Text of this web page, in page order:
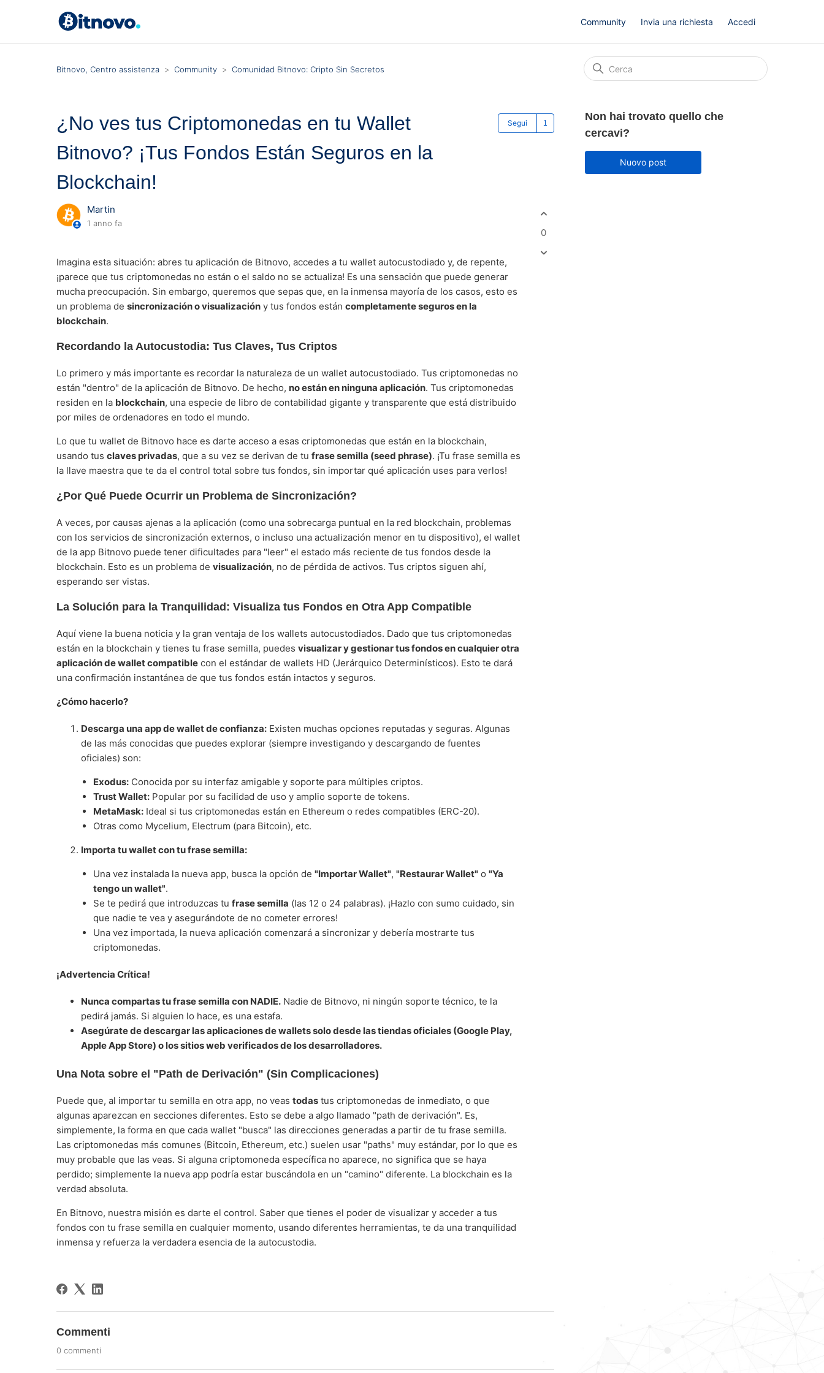
Community Invia una richiesta Accedi
Bitnovo, Centro assistenza Community Comunidad Bitnovo: Cripto Sin Secretos
¿No ves tus Criptomonedas en tu Wallet
Bitnovo? ¡Tus Fondos Están Seguros en la
Blockchain!
Segui Seguito da una persona
Martin
1 anno fa
Imagina esta situación: abres tu aplicación de Bitnovo, accedes a tu wallet autocustodiado y, de repente,
¡parece que tus criptomonedas no están o el saldo no se actualiza! Es una sensación que puede generar
mucha preocupación. Sin embargo, queremos que sepas que, en la inmensa mayoría de los casos, esto es
un problema de sincronización o visualización y tus fondos están completamente seguros en la
blockchain.
Recordando la Autocustodia: Tus Claves, Tus Criptos
Lo primero y más importante es recordar la naturaleza de un wallet autocustodiado. Tus criptomonedas no
están "dentro" de la aplicación de Bitnovo. De hecho, no están en ninguna aplicación. Tus criptomonedas
residen en la blockchain, una especie de libro de contabilidad gigante y transparente que está distribuido
por miles de ordenadores en todo el mundo.
Lo que tu wallet de Bitnovo hace es darte acceso a esas criptomonedas que están en la blockchain,
usando tus claves privadas, que a su vez se derivan de tu frase semilla (seed phrase). ¡Tu frase semilla es
la llave maestra que te da el control total sobre tus fondos, sin importar qué aplicación uses para verlos!
¿Por Qué Puede Ocurrir un Problema de Sincronización?
A veces, por causas ajenas a la aplicación (como una sobrecarga puntual en la red blockchain, problemas
con los servicios de sincronización externos, o incluso una actualización menor en tu dispositivo), el wallet
de la app Bitnovo puede tener dificultades para "leer" el estado más reciente de tus fondos desde la
blockchain. Esto es un problema de visualización, no de pérdida de activos. Tus criptos siguen ahí,
esperando ser vistas.
La Solución para la Tranquilidad: Visualiza tus Fondos en Otra App Compatible
Aquí viene la buena noticia y la gran ventaja de los wallets autocustodiados. Dado que tus criptomonedas
están en la blockchain y tienes tu frase semilla, puedes visualizar y gestionar tus fondos en cualquier otra
aplicación de wallet compatible con el estándar de wallets HD (Jerárquico Determinísticos). Esto te dará
una confirmación instantánea de que tus fondos están intactos y seguros.
¿Cómo hacerlo?
Descarga una app de wallet de confianza: Existen muchas opciones reputadas y seguras. Algunas
de las más conocidas que puedes explorar (siempre investigando y descargando de fuentes
oficiales) son:
Exodus: Conocida por su interfaz amigable y soporte para múltiples criptos.
Trust Wallet: Popular por su facilidad de uso y amplio soporte de tokens.
MetaMask: Ideal si tus criptomonedas están en Ethereum o redes compatibles (ERC-20).
Otras como Mycelium, Electrum (para Bitcoin), etc.
Importa tu wallet con tu frase semilla:
Una vez instalada la nueva app, busca la opción de "Importar Wallet", "Restaurar Wallet" o "Ya
tengo un wallet".
Se te pedirá que introduzcas tu frase semilla (las 12 o 24 palabras). ¡Hazlo con sumo cuidado, sin
que nadie te vea y asegurándote de no cometer errores!
Una vez importada, la nueva aplicación comenzará a sincronizar y debería mostrarte tus
criptomonedas.
¡Advertencia Crítica!
Nunca compartas tu frase semilla con NADIE. Nadie de Bitnovo, ni ningún soporte técnico, te la
pedirá jamás. Si alguien lo hace, es una estafa.
Asegúrate de descargar las aplicaciones de wallets solo desde las tiendas oficiales (Google Play,
Apple App Store) o los sitios web verificados de los desarrolladores.
Una Nota sobre el "Path de Derivación" (Sin Complicaciones)
Puede que, al importar tu semilla en otra app, no veas todas tus criptomonedas de inmediato, o que
algunas aparezcan en secciones diferentes. Esto se debe a algo llamado "path de derivación". Es,
simplemente, la forma en que cada wallet "busca" las direcciones generadas a partir de tu frase semilla.
Las criptomonedas más comunes (Bitcoin, Ethereum, etc.) suelen usar "paths" muy estándar, por lo que es
muy probable que las veas. Si alguna criptomoneda específica no aparece, no significa que se haya
perdido; simplemente la nueva app podría estar buscándola en un "camino" diferente. La blockchain es la
verdad absoluta.
En Bitnovo, nuestra misión es darte el control. Saber que tienes el poder de visualizar y acceder a tus
fondos con tu frase semilla en cualquier momento, usando diferentes herramientas, te da una tranquilidad
inmensa y refuerza la verdadera esencia de la autocustodia.
0
Commenti
0 commenti
Non hai trovato quello che
cercavi?
Nuovo post